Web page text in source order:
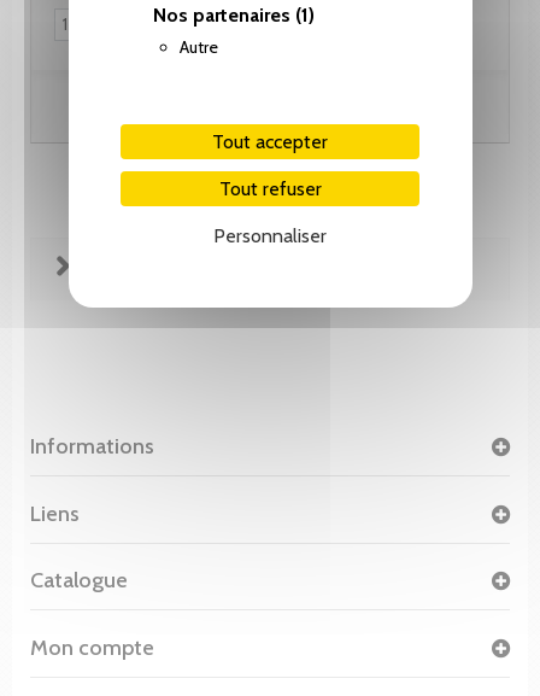
Nos partenaires (1)
Autre
Tout accepter
Tout refuser
Personnaliser
Informations
Liens
Catalogue
Mon compte